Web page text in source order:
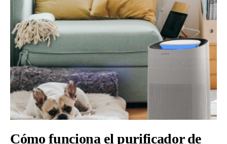
Cómo funciona el purificador de